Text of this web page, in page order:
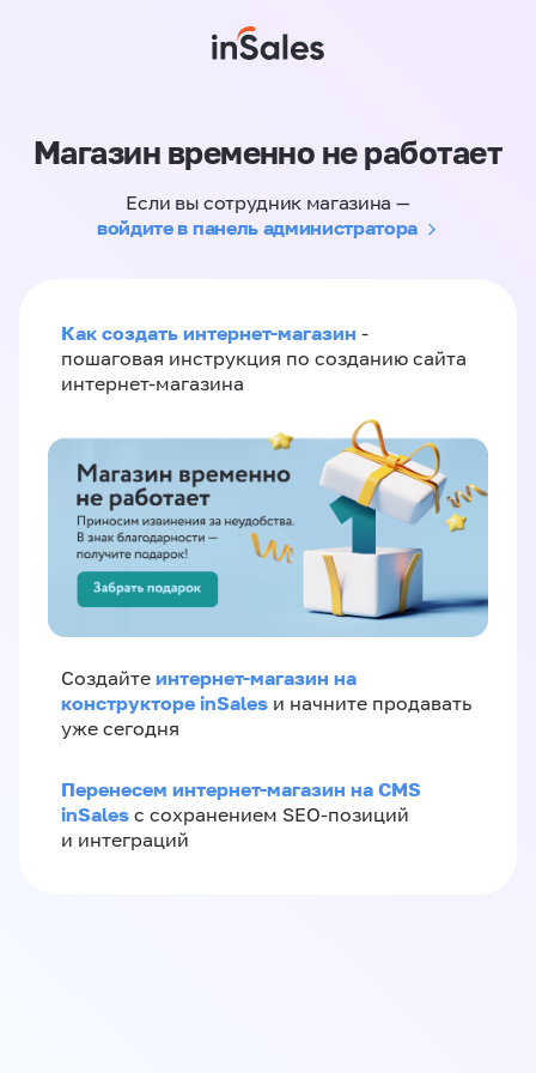
Магазин временно не работает
Если вы сотрудник магазина —
войдите в панель администратора
Как создать интернет-магазин -
пошаговая инструкция по созданию сайта
интернет-магазина
Создайте интернет-магазин на
конструкторе inSales и начните продавать
уже сегодня
Перенесем интернет-магазин на CMS
inSales с сохранением SEO-позиций
и интеграций